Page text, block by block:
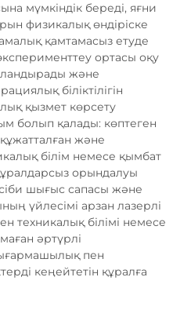
мүмкіндік береді, яғни
физикалық өндіріске
қамтамасыз етуде
ортасы оқу
және
біліктілігін
қызмет көрсету
болып қалады: көптеген
және
білім немесе қымбат
орындалуы
шығыс сапасы және
үйлесімі арзан лазерлі
техникалық білімі немесе
әртүрлі
пен
кеңейтетін құралға